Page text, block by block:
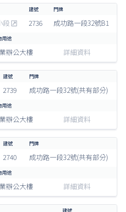
段 2736 成功路一段32號B1
辦公大樓 詳細資料
2739 成功路一段32號(共有部分)
辦公大樓 詳細資料
2740 成功路一段32號(共有部分)
辦公大樓 詳細資料